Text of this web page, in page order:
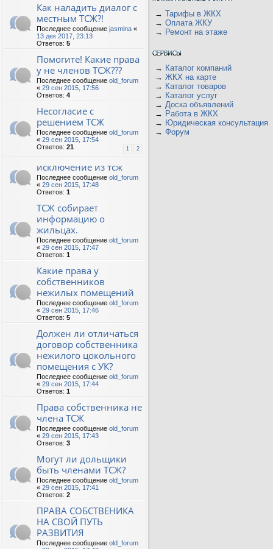
Как наладить диалог с
местным ТСЖ?!
Последнее сообщение jasmina «
13 дек 2017, 23:13
Ответов: 5
Помогите! Какие права
у не членов ТСЖ???
Последнее сообщение old_forum
« 29 сен 2015, 17:56
Ответов: 4
Несогласие с
решением ТСЖ
Последнее сообщение old_forum
« 29 сен 2015, 17:54
Ответов: 21 1 2
исключение из тсж
Последнее сообщение old_forum
« 29 сен 2015, 17:48
Ответов: 1
ТСЖ собирает
информацию о
жильцах.
Последнее сообщение old_forum
« 29 сен 2015, 17:47
Ответов: 1
Какие права у
собственников
нежилых помещений
Последнее сообщение old_forum
« 29 сен 2015, 17:46
Ответов: 5
Должен ли отличаться
договор собственника
нежилого цокольного
помещения с УК?
Последнее сообщение old_forum
« 29 сен 2015, 17:44
Ответов: 1
Права собственника не
члена ТСЖ
Последнее сообщение old_forum
« 29 сен 2015, 17:43
Ответов: 3
Могут ли дольщики
быть членами ТСЖ?
Последнее сообщение old_forum
« 29 сен 2015, 17:41
Ответов: 2
ПРАВА СОБСТВЕНИКА
НА СВОЙ ПУТЬ
РАЗВИТИЯ
Последнее сообщение old_forum
→ Тарифы в ЖКХ
→ Оплата ЖКУ
→ Ремонт на этаже
→ Каталог компаний
→ ЖКХ на карте
→ Каталог товаров
→ Каталог услуг
→ Доска объявлений
→ Работа в ЖКХ
→ Юридическая консультация
→ Форум